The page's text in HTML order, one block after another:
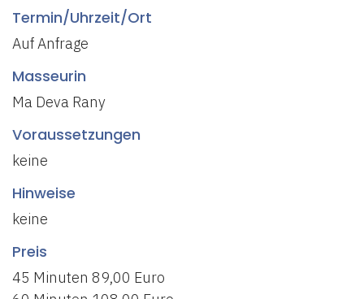
Termin/Uhrzeit/Ort
Auf Anfrage
Masseurin
Ma Deva Rany
Voraussetzungen
keine
Hinweise
keine
Preis
45 Minuten 89,00 Euro